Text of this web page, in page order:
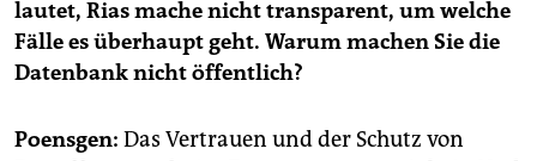
lautet, Rias mache nicht transparent, um welche
Fälle es überhaupt geht. Warum machen Sie die
Datenbank nicht öffentlich?
Poensgen: Das Vertrauen und der Schutz von